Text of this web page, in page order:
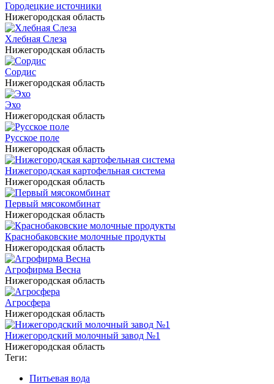
Городецкие источники
Нижегородская область
Хлебная Слеза
Нижегородская область
Сордис
Нижегородская область
Эхо
Нижегородская область
Русское поле
Нижегородская область
Нижегородская картофельная система
Нижегородская область
Первый мясокомбинат
Нижегородская область
Краснобаковские молочные продукты
Нижегородская область
Агрофирма Весна
Нижегородская область
Агросфера
Нижегородская область
Нижегородский молочный завод №1
Нижегородская область
Теги:
Питьевая вода